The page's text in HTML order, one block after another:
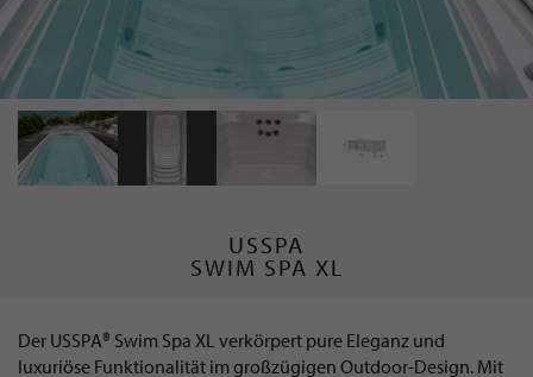
USSPA
SWIM SPA XL
Der USSPA® Swim Spa XL verkörpert pure Eleganz und
luxuriöse Funktionalität im großzügigen Outdoor-Design. Mit